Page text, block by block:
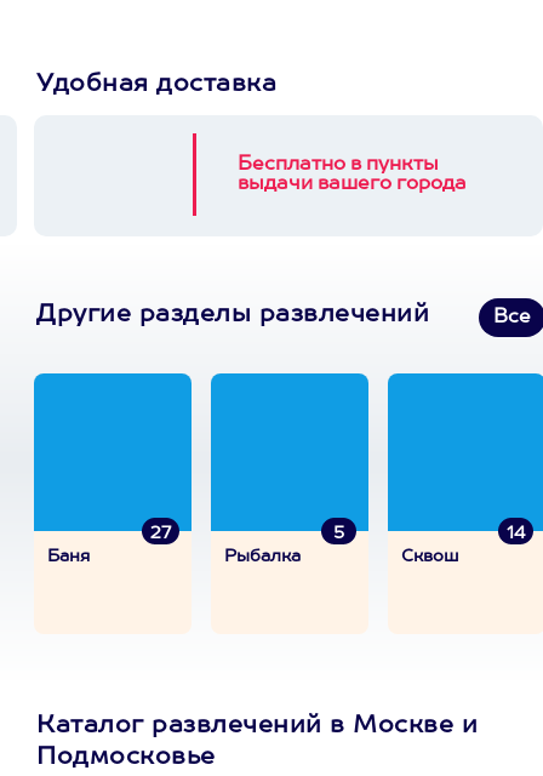
Удобная доставка
Бесплатно в пункты
выдачи вашего города
Другие разделы развлечений Все
27
Баня
5
Рыбалка
14
Сквош
Каталог развлечений в Москве и
Подмосковье